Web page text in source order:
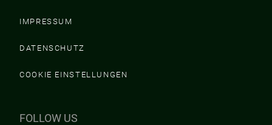
IMPRESSUM
DATENSCHUTZ
COOKIE EINSTELLUNGEN
FOLLOW US